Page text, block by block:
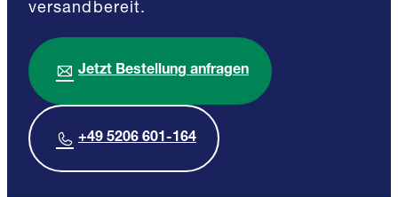
versandbereit.
Jetzt Bestellung anfragen
+49 5206 601-164